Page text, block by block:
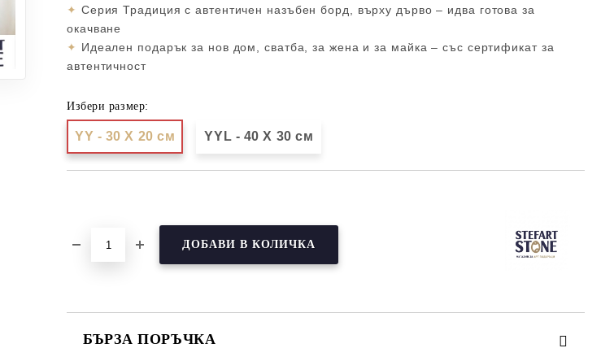
✦ Серия Традиция с автентичен назъбен борд, върху дърво – идва готова за
окачване
✦ Идеален подарък за нов дом, сватба, за жена и за майка – със сертификат за
автентичност
Избери размер:
YY - 30 X 20 см YYL - 40 X 30 см
БЪРЗА ПОРЪЧКА